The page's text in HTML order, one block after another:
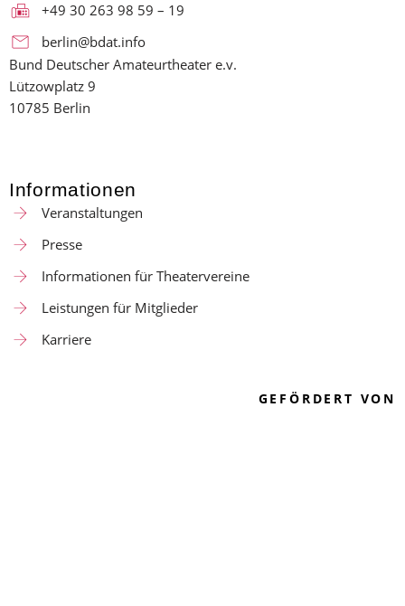
+49 30 263 98 59 – 19
berlin@bdat.info
Bund Deutscher Amateurtheater e.v.
Lützowplatz 9
10785 Berlin
Informationen
Veranstaltungen
Presse
Informationen für Theatervereine
Leistungen für Mitglieder
Karriere
GEFÖRDERT VON